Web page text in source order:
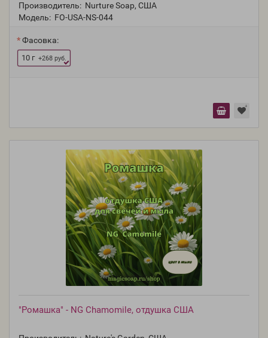
Производитель: Nurture Soap, США
Модель: FO-USA-NS-044
Фасовка:
10 г +268 руб.
"Ромашка" - NG Chamomile, отдушка США